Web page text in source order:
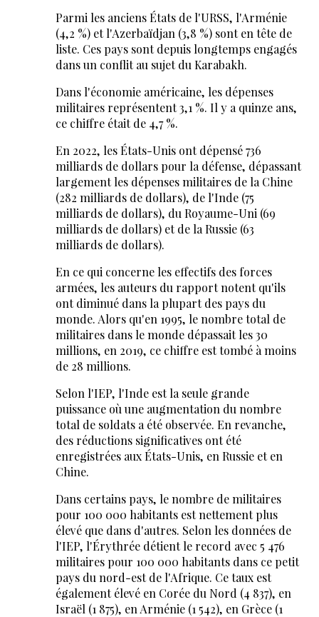
Parmi les anciens États de l'URSS, l'Arménie
(4,2 %) et l'Azerbaïdjan (3,8 %) sont en tête de
liste. Ces pays sont depuis longtemps engagés
dans un conflit au sujet du Karabakh.
Dans l'économie américaine, les dépenses
militaires représentent 3,1 %. Il y a quinze ans,
ce chiffre était de 4,7 %.
En 2022, les États-Unis ont dépensé 736
milliards de dollars pour la défense, dépassant
largement les dépenses militaires de la Chine
(282 milliards de dollars), de l'Inde (75
milliards de dollars), du Royaume-Uni (69
milliards de dollars) et de la Russie (63
milliards de dollars).
En ce qui concerne les effectifs des forces
armées, les auteurs du rapport notent qu'ils
ont diminué dans la plupart des pays du
monde. Alors qu'en 1995, le nombre total de
militaires dans le monde dépassait les 30
millions, en 2019, ce chiffre est tombé à moins
de 28 millions.
Selon l'IEP, l'Inde est la seule grande
puissance où une augmentation du nombre
total de soldats a été observée. En revanche,
des réductions significatives ont été
enregistrées aux États-Unis, en Russie et en
Chine.
Dans certains pays, le nombre de militaires
pour 100 000 habitants est nettement plus
élevé que dans d'autres. Selon les données de
l'IEP, l'Érythrée détient le record avec 5 476
militaires pour 100 000 habitants dans ce petit
pays du nord-est de l'Afrique. Ce taux est
également élevé en Corée du Nord (4 837), en
Israël (1 875), en Arménie (1 542), en Grèce (1